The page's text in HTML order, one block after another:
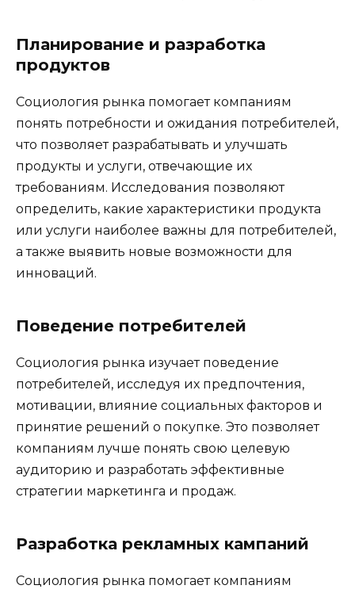
Планирование и разработка
продуктов
Социология рынка помогает компаниям
понять потребности и ожидания потребителей,
что позволяет разрабатывать и улучшать
продукты и услуги, отвечающие их
требованиям. Исследования позволяют
определить, какие характеристики продукта
или услуги наиболее важны для потребителей,
а также выявить новые возможности для
инноваций.
Поведение потребителей
Социология рынка изучает поведение
потребителей, исследуя их предпочтения,
мотивации, влияние социальных факторов и
принятие решений о покупке. Это позволяет
компаниям лучше понять свою целевую
аудиторию и разработать эффективные
стратегии маркетинга и продаж.
Разработка рекламных кампаний
Социология рынка помогает компаниям